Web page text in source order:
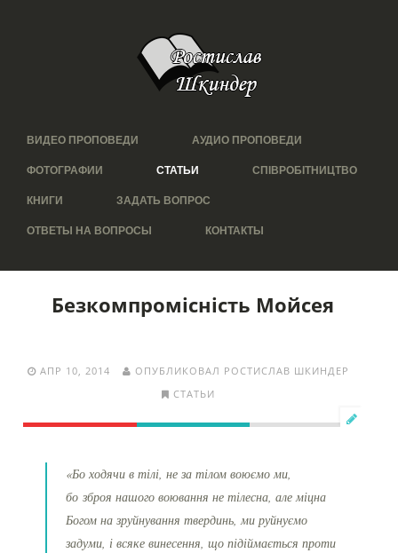
ВИДЕО ПРОПОВЕДИ АУДИО ПРОПОВЕДИ
ФОТОГРАФИИ СТАТЬИ СПІВРОБІТНИЦТВО
КНИГИ ЗАДАТЬ ВОПРОС
ОТВЕТЫ НА ВОПРОСЫ КОНТАКТЫ
Безкомпромісність Мойсея
АПР 10, 2014
ОПУБЛИКОВАЛ РОСТИСЛАВ ШКИНДЕР
СТАТЬИ
«Бо ходячи в тілі, не за тілом воюємо ми,
бозброя нашого воювання не тілесна, але міцна
Богом на зруйнування твердинь, ми руйнуємо
задуми, і всяке винесення, що підіймається проти